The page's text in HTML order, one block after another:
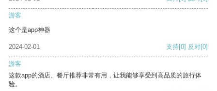
游客
这个是app神器
2024-02-01 支持[0] 反对[0]
游客
这款app的酒店、餐厅推荐非常有用，让我能够享受到高品质的旅行体
验。